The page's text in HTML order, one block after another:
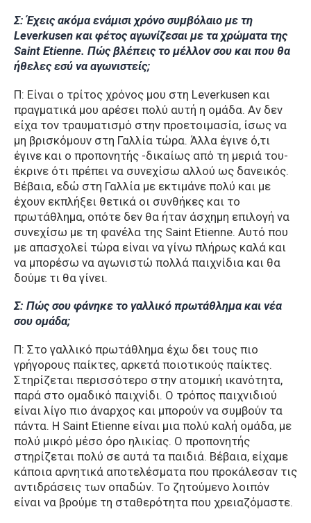
Σ: Έχεις ακόμα ενάμισι χρόνο συμβόλαιο με τη
Leverkusen και φέτος αγωνίζεσαι με τα χρώματα της
Saint Etienne. Πώς βλέπεις το μέλλον σου και που θα
ήθελες εσύ να αγωνιστείς;
Π: Είναι ο τρίτος χρόνος μου στη Leverkusen και
πραγματικά μου αρέσει πολύ αυτή η ομάδα. Αν δεν
είχα τον τραυματισμό στην προετοιμασία, ίσως να
μη βρισκόμουν στη Γαλλία τώρα. Άλλα έγινε ό,τι
έγινε και ο προπονητής -δικαίως από τη μεριά του-
έκρινε ότι πρέπει να συνεχίσω αλλού ως δανεικός.
Βέβαια, εδώ στη Γαλλία με εκτιμάνε πολύ και με
έχουν εκπλήξει θετικά οι συνθήκες και το
πρωτάθλημα, οπότε δεν θα ήταν άσχημη επιλογή να
συνεχίσω με τη φανέλα της Saint Etienne. Αυτό που
με απασχολεί τώρα είναι να γίνω πλήρως καλά και
να μπορέσω να αγωνιστώ πολλά παιχνίδια και θα
δούμε τι θα γίνει.
Σ: Πώς σου φάνηκε το γαλλικό πρωτάθλημα και νέα
σου ομάδα;
Π: Στο γαλλικό πρωτάθλημα έχω δει τους πιο
γρήγορους παίκτες, αρκετά ποιοτικούς παίκτες.
Στηρίζεται περισσότερο στην ατομική ικανότητα,
παρά στο ομαδικό παιχνίδι. Ο τρόπος παιχνιδιού
είναι λίγο πιο άναρχος και μπορούν να συμβούν τα
πάντα. Η Saint Etienne είναι μια πολύ καλή ομάδα, με
πολύ μικρό μέσο όρο ηλικίας. Ο προπονητής
στηρίζεται πολύ σε αυτά τα παιδιά. Βέβαια, είχαμε
κάποια αρνητικά αποτελέσματα που προκάλεσαν τις
αντιδράσεις των οπαδών. Το ζητούμενο λοιπόν
είναι να βρούμε τη σταθερότητα που χρειαζόμαστε.